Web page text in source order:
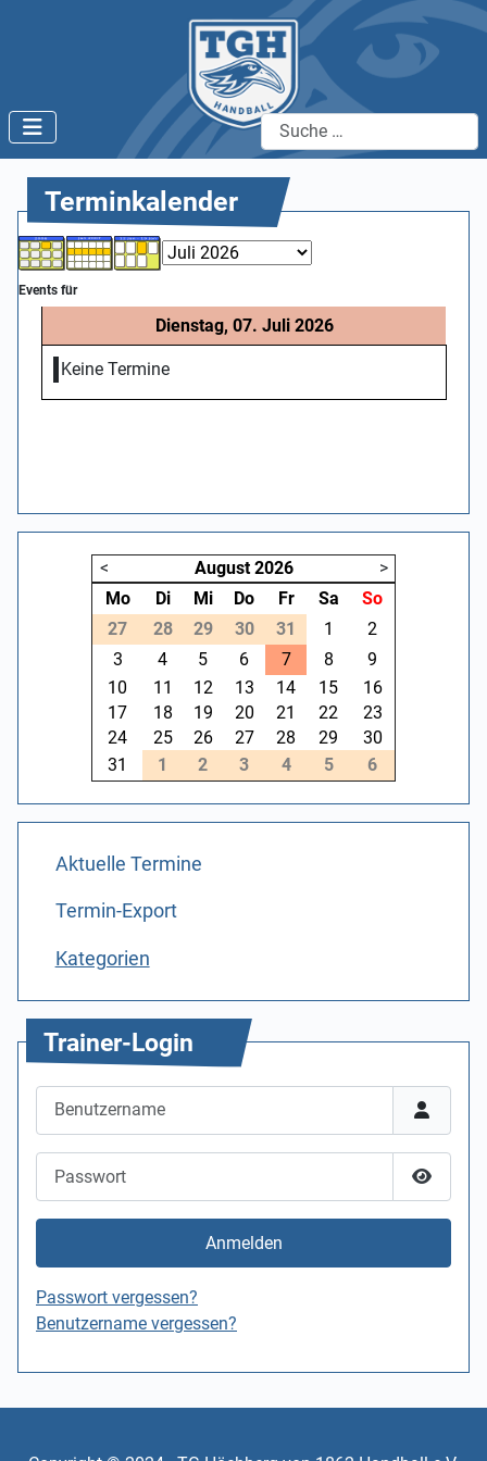
Suchen
Terminkalender
Events für
Dienstag, 07. Juli 2026
Keine Termine
< August 2026
>
Mo
Di Mi Do Fr Sa
So
27
28 29 30 31 1
2
3
4 5 6 7 8
9
10
11 12 13 14 15
16
17
18 19 20 21 22
23
24
25 26 27 28 29
30
31
1 2 3 4 5 6
Aktuelle Termine
Termin-Export
Kategorien
Trainer-Login
Anmelden
Passwort vergessen?
Benutzername vergessen?